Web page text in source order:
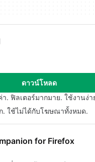
ดาวน์โหลด
. ฟิลเตอร์มากมาย. ใช้งานง่า
. ใช้ไม่ได้กับโฆษณาทั้งหมด.
for Firefox